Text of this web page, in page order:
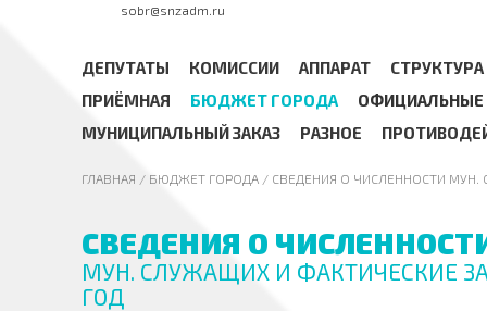
sobr@snzadm.ru
ДЕПУТАТЫ КОМИССИИ АППАРАТ
ПРИЁМНАЯ
БЮДЖЕТ ГОРОДА
ОФИЦИАЛЬНЫЕ
МУНИЦИПАЛЬНЫЙ ЗАКАЗ
РАЗНОЕ
ГЛАВНАЯ / БЮДЖЕТ ГОРОДА / СВЕДЕНИЯ О ЧИСЛЕННОСТИ МУН.
СВЕДЕНИЯ О
МУН. СЛУЖАЩИХ И ФАКТИЧЕСКИЕ
ГОД